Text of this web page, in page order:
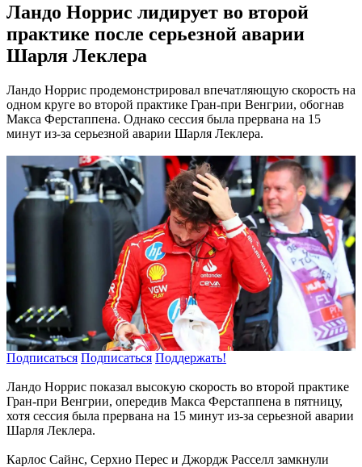
Ландо Норрис лидирует во второй
практике после серьезной аварии
Шарля Леклера
Ландо Норрис продемонстрировал впечатляющую скорость на
одном круге во второй практике Гран-при Венгрии, обогнав
Макса Ферстаппена. Однако сессия была прервана на 15
минут из-за серьезной аварии Шарля Леклера.
Подписаться Подписаться Поддержать!
Ландо Норрис показал высокую скорость во второй практике
Гран-при Венгрии, опередив Макса Ферстаппена в пятницу,
хотя сессия была прервана на 15 минут из-за серьезной аварии
Шарля Леклера.
Карлос Сайнс, Серхио Перес и Джордж Расселл замкнули